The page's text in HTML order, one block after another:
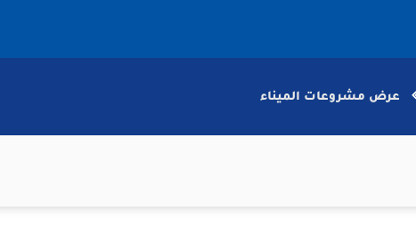
عرض مشروعات الميناء